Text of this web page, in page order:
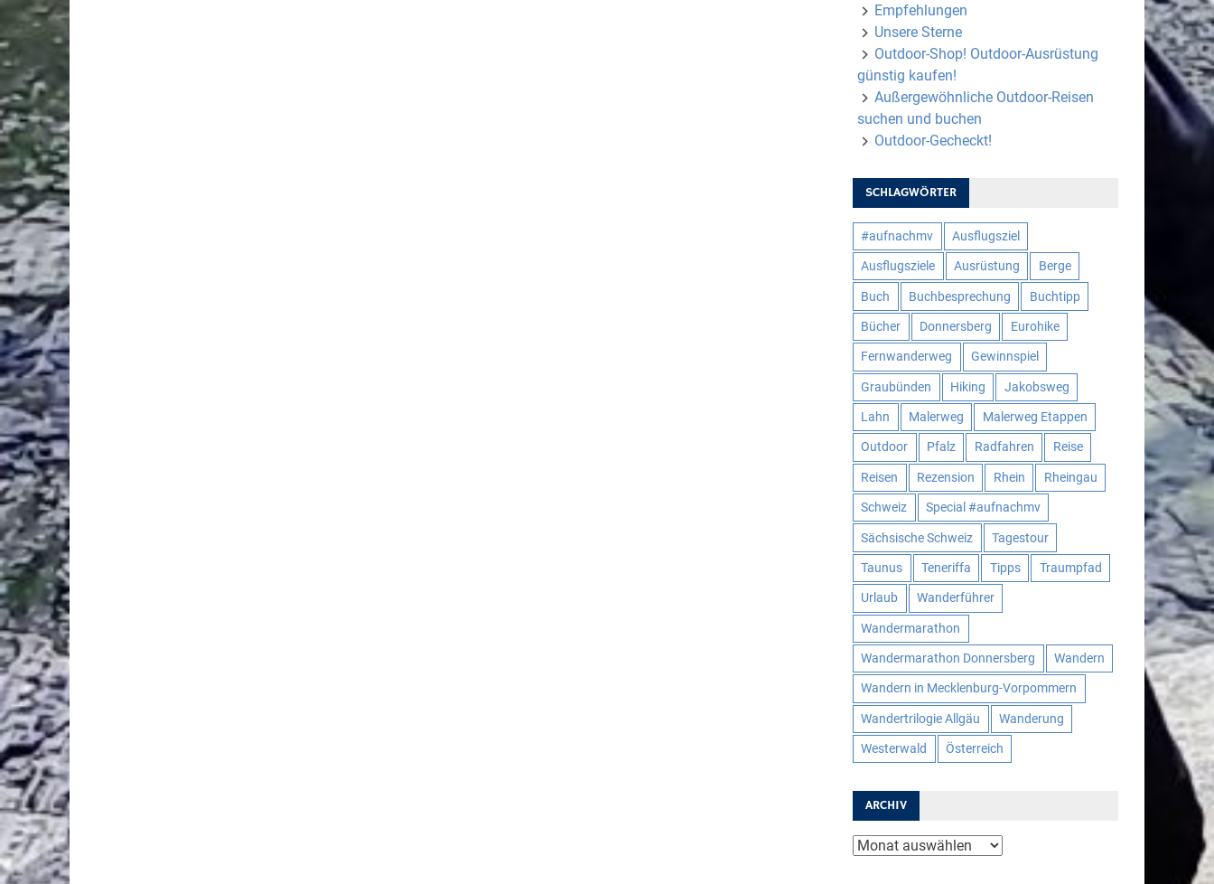
Empfehlungen
Unsere Sterne
Outdoor-Shop! Outdoor-Ausrüstung
günstig kaufen!
Außergewöhnliche Outdoor-Reisen
suchen und buchen
Outdoor-Gecheckt!
SCHLAGWÖRTER
#aufnachmv Ausflugsziel
Ausflugsziele Ausrüstung Berge
Buch Buchbesprechung Buchtipp
Bücher Donnersberg Eurohike
Fernwanderweg Gewinnspiel
Graubünden Hiking Jakobsweg
Lahn Malerweg Malerweg Etappen
Outdoor Pfalz Radfahren Reise
Reisen Rezension Rhein Rheingau
Schweiz Special #aufnachmv
Sächsische Schweiz Tagestour
Taunus Teneriffa Tipps Traumpfad
Urlaub Wanderführer
Wandermarathon
Wandermarathon Donnersberg Wandern
Wandern in Mecklenburg-Vorpommern
Wandertrilogie Allgäu Wanderung
Westerwald Österreich
ARCHIV
Archiv